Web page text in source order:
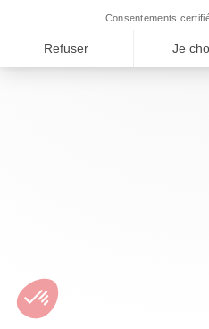
Consentements
Refuser Je